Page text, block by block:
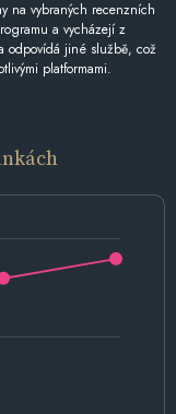
na vybraných recenzních
a vycházejí z
odpovídá jiné službě, což
platformami.